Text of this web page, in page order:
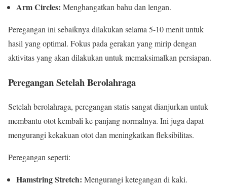
Arm Circles: Menghangatkan bahu dan lengan.
Peregangan ini sebaiknya dilakukan selama 5-10 menit untuk
hasil yang optimal. Fokus pada gerakan yang mirip dengan
aktivitas yang akan dilakukan untuk memaksimalkan persiapan.
Peregangan Setelah Berolahraga
Setelah berolahraga, peregangan statis sangat dianjurkan untuk
membantu otot kembali ke panjang normalnya. Ini juga dapat
mengurangi kekakuan otot dan meningkatkan fleksibilitas.
Peregangan seperti:
Hamstring Stretch: Mengurangi ketegangan di kaki.